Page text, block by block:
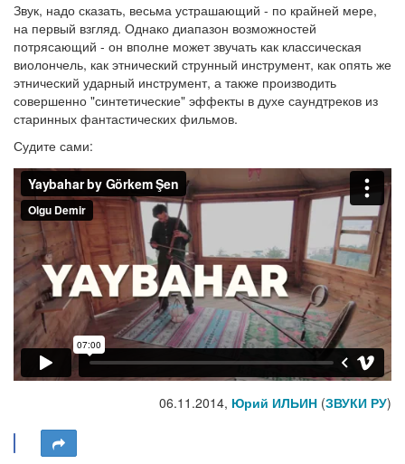
Звук, надо сказать, весьма устрашающий - по крайней мере,
на первый взгляд. Однако диапазон возможностей
потрясающий - он вполне может звучать как классическая
виолончель, как этнический струнный инструмент, как опять же
этнический ударный инструмент, а также производить
совершенно "синтетические" эффекты в духе саундтреков из
старинных фантастических фильмов.
Судите сами:
06.11.2014, Юрий ИЛЬИН (ЗВУКИ РУ)